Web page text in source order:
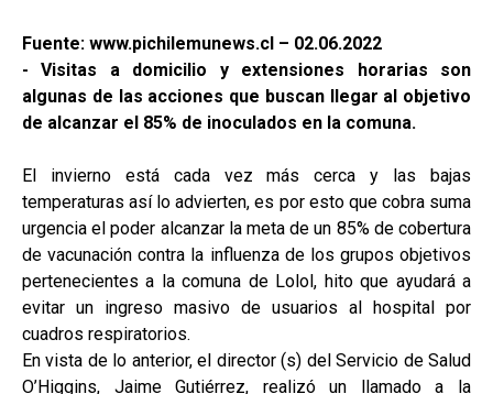
Fuente: www.pichilemunews.cl – 02.06.2022
- Visitas a domicilio y extensiones horarias son
algunas de las acciones que buscan llegar al objetivo
de alcanzar el 85% de inoculados en la comuna.
El invierno está cada vez más cerca y las bajas
temperaturas así lo advierten, es por esto que cobra suma
urgencia el poder alcanzar la meta de un 85% de cobertura
de vacunación contra la influenza de los grupos objetivos
pertenecientes a la comuna de Lolol, hito que ayudará a
evitar un ingreso masivo de usuarios al hospital por
cuadros respiratorios.
En vista de lo anterior, el director (s) del Servicio de Salud
O’Higgins, Jaime Gutiérrez, realizó un llamado a la